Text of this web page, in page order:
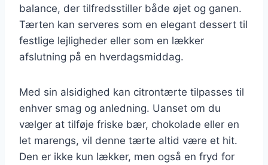
balance, der tilfredsstiller både øjet og ganen.
Tærten kan serveres som en elegant dessert til
festlige lejligheder eller som en lækker
afslutning på en hverdagsmiddag.
Med sin alsidighed kan citrontærte tilpasses til
enhver smag og anledning. Uanset om du
vælger at tilføje friske bær, chokolade eller en
let marengs, vil denne tærte altid være et hit.
Den er ikke kun lækker, men også en fryd for